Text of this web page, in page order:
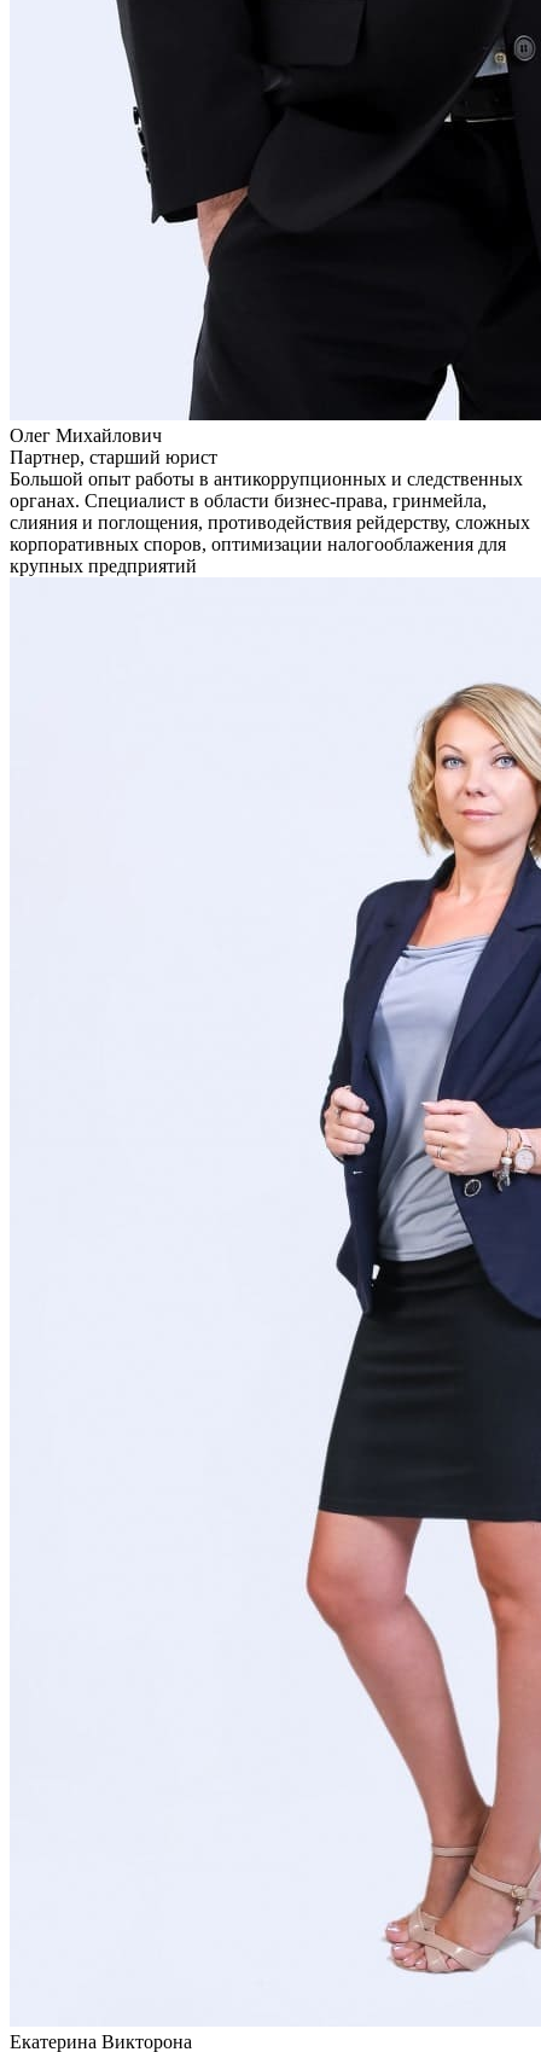
Олег Михайлович
Партнер, старший юрист
Большой опыт работы в антикоррупционных и следственных
органах. Специалист в области бизнес-права, гринмейла,
слияния и поглощения, противодействия рейдерству, сложных
корпоративных споров, оптимизации налогооблажения для
крупных предприятий
Екатерина Викторона